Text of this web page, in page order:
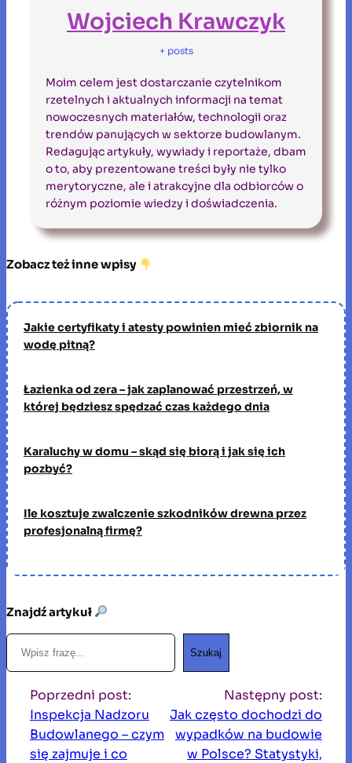
Wojciech Krawczyk
+ posts
Moim celem jest dostarczanie czytelnikom
rzetelnych i aktualnych informacji na temat
nowoczesnych materiałów, technologii oraz
trendów panujących w sektorze budowlanym.
Redagując artykuły, wywiady i reportaże, dbam
o to, aby prezentowane treści były nie tylko
merytoryczne, ale i atrakcyjne dla odbiorców o
różnym poziomie wiedzy i doświadczenia.
Zobacz też inne wpisy
Jakie certyfikaty i atesty powinien mieć zbiornik na
wodę pitną?
Łazienka od zera – jak zaplanować przestrzeń, w
której będziesz spędzać czas każdego dnia
Karaluchy w domu – skąd się biorą i jak się ich
pozbyć?
Ile kosztuje zwalczenie szkodników drewna przez
profesjonalną firmę?
Znajdź artykuł
S
Szukaj
Poprzedni post:
Inspekcja Nadzoru
Budowlanego – czym
się zajmuje i co
Następny post:
Jak często dochodzi do
wypadków na budowie
w Polsce? Statystyki,